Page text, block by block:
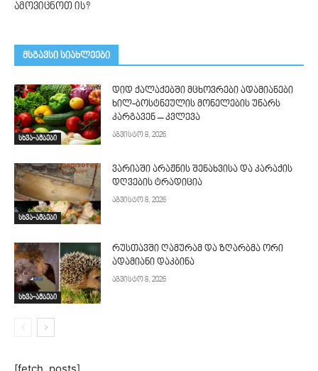
ამოვიცნოთ ის?
მსგავსი სიახლეები
სხვა-ამბები
დიდ ქალაქებში მცხოვრები ადამიანები
ხილ-ბოსტნეულის მონელების უნარს
კარგავენ – კვლევა
აგვისტო 8, 2026
სხვა-ამბები
ვარიაში არაჟნის შენახვისა და კარაქის
დღვების ტრადიცია
აგვისტო 8, 2026
სხვა-ამბები
რუსთავში ღამურამ და ზღარბმა ორი
ადამიანი დაკბინა
აგვისტო 8, 2026
[fetch_posts]